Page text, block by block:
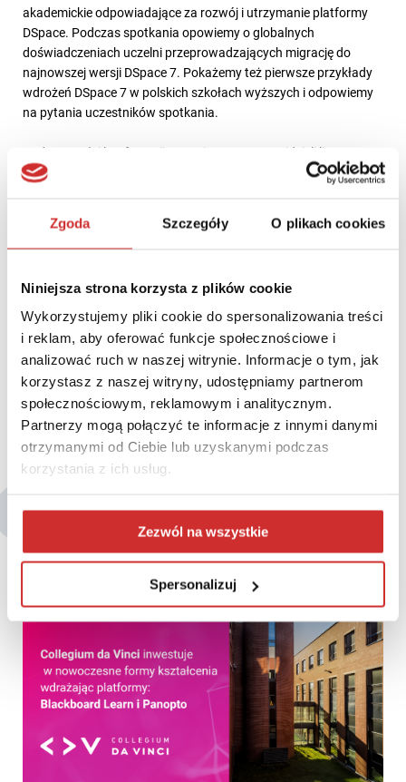
Zgoda Szczegóły O plikach cookies
Niniejsza strona korzysta z plików cookie
Wykorzystujemy pliki cookie do spersonalizowania treści
i reklam, aby oferować funkcje społecznościowe i
analizować ruch w naszej witrynie. Informacje o tym, jak
korzystasz z naszej witryny, udostępniamy partnerom
społecznościowym, reklamowym i analitycznym.
Partnerzy mogą połączyć te informacje z innymi danymi
otrzymanymi od Ciebie lub uzyskanymi podczas
korzystania z ich usług.
Zezwól na wszystkie
Spersonalizuj
akademickie odpowiadające za rozwój i utrzymanie platformy
DSpace. Podczas spotkania opowiemy o globalnych
doświadczeniach uczelni przeprowadzających migrację do
najnowszej wersji DSpace 7. Pokażemy też pierwsze przykłady
wdrożeń DSpace 7 w polskich szkołach wyższych i odpowiemy
na pytania uczestników spotkania.
Podczas całej konferencji Organizatorzy przewidzieli liczne
możliwości networkingu, wymiany dobrych praktyk i organizacji
Zapraszamy do rejestracji na wydarzenie za pośrednictwem
formularza dostępnego na stronie
konferencji udziela Biuro Projektu pod numerem telefonu +48
669 917 029 lub pod adresem e-mail:info@pcgacademia.pl.
REJESTRACJA
Być może zainteresują Cię także: